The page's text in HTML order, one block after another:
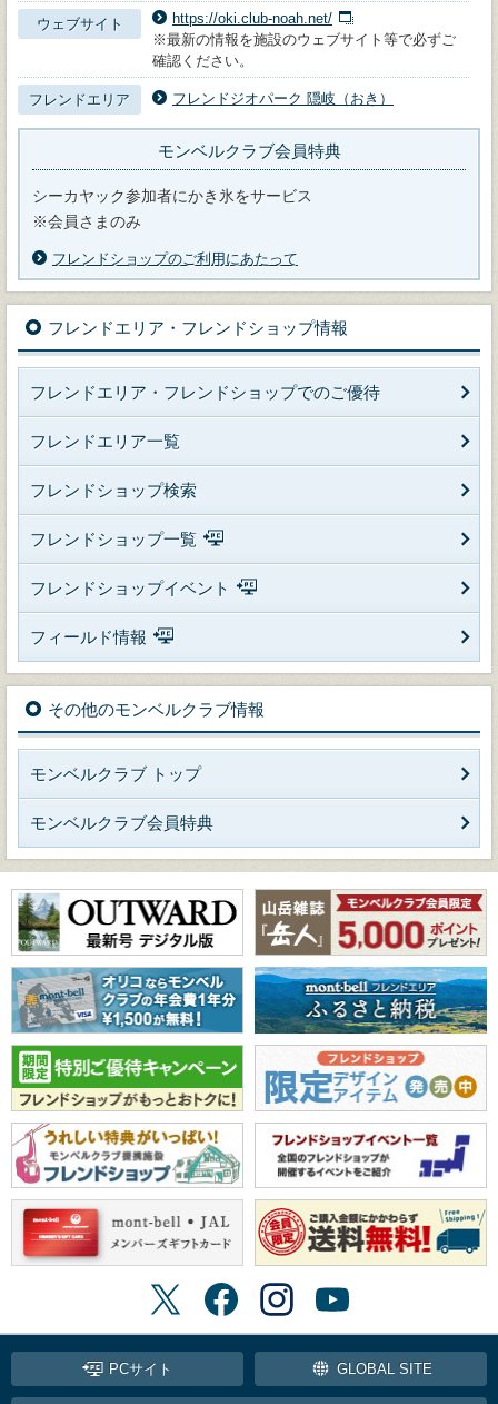
ウェブサイト
https://oki.club-noah.net/
※最新の情報を施設のウェブサイト等で必ずご
確認ください。
フレンドエリア フレンドジオパーク 隠岐（おき）
モンベルクラブ会員特典
シーカヤック参加者にかき氷をサービス
※会員さまのみ
フレンドショップのご利用にあたって
フレンドエリア・フレンドショップ情報
フレンドエリア・フレンドショップでのご優待
フレンドエリア一覧
フレンドショップ検索
フレンドショップ一覧
フレンドショップイベント
フィールド情報
その他のモンベルクラブ情報
モンベルクラブ トップ
モンベルクラブ会員特典
PCサイト GLOBAL SITE